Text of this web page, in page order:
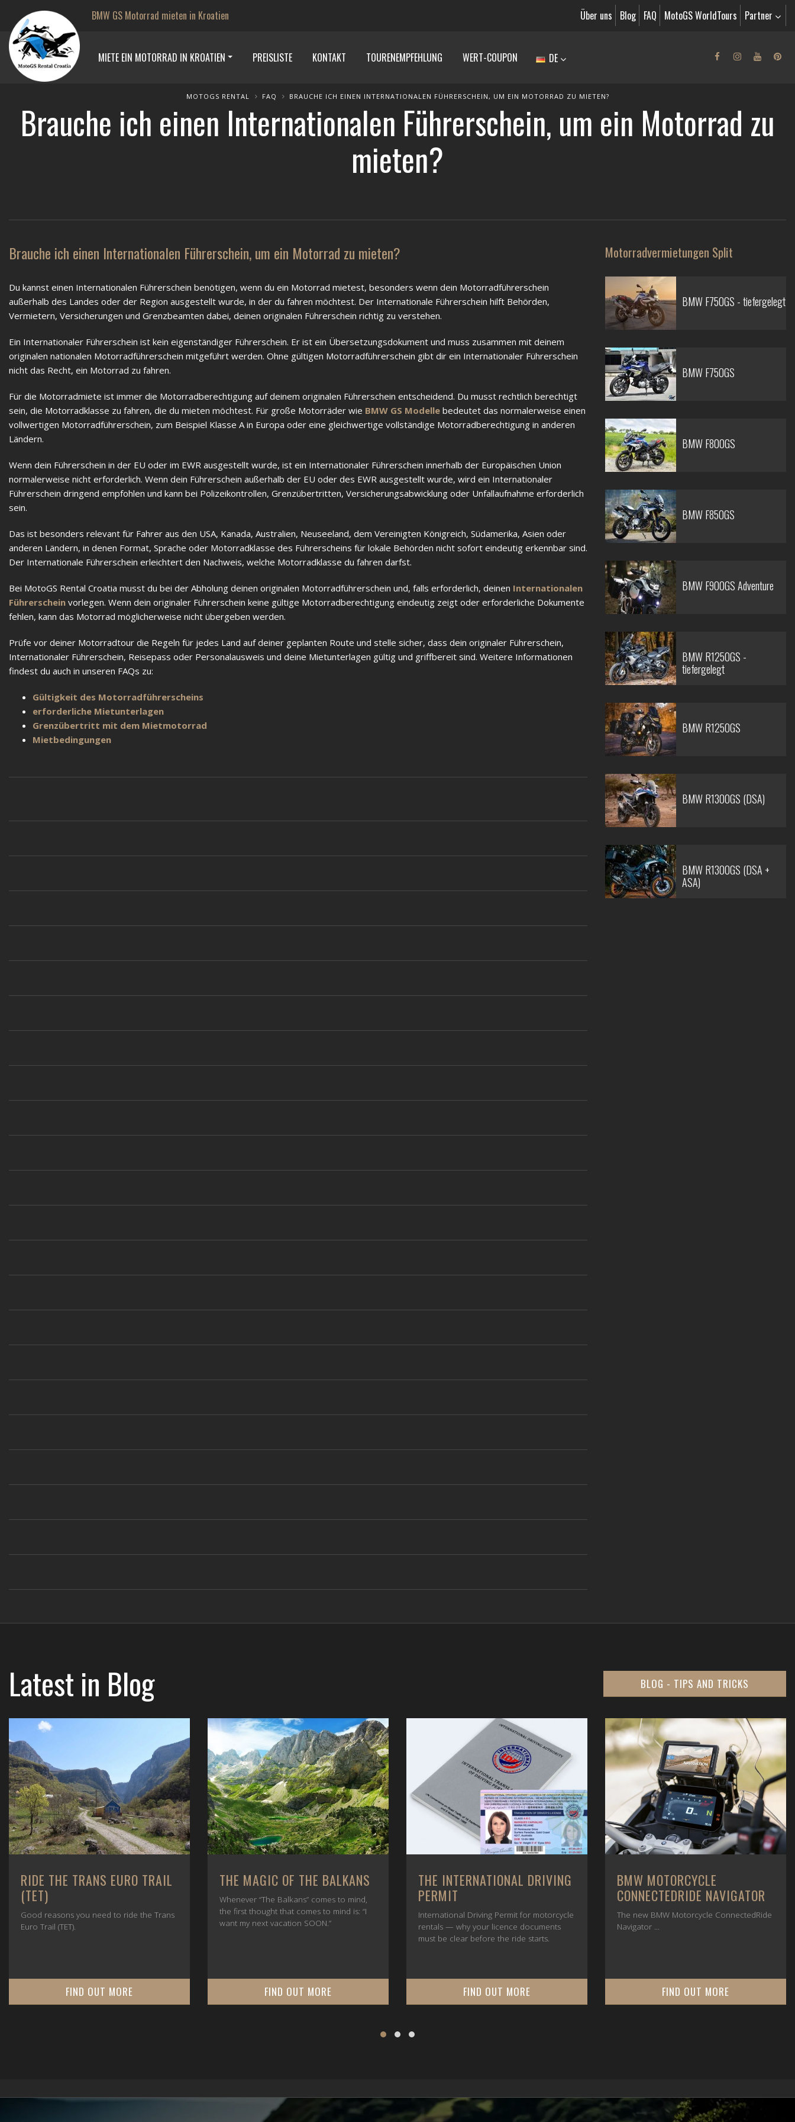
BMW GS Motorrad mieten in Kroatien Über uns Blog FAQ MotoGS WorldTours Partner
MIETE EIN MOTORRAD IN KROATIEN PREISLISTE KONTAKT TOURENEMPFEHLUNG WERT-COUPON DE
MOTOGS RENTAL FAQ BRAUCHE ICH EINEN INTERNATIONALEN FÜHRERSCHEIN, UM EIN MOTORRAD ZU MIETEN?
Brauche ich einen Internationalen Führerschein, um ein Motorrad zu
mieten?
Brauche ich einen Internationalen Führerschein, um ein Motorrad zu mieten?
Du kannst einen Internationalen Führerschein benötigen, wenn du ein Motorrad mietest, besonders wenn dein Motorradführerschein
außerhalb des Landes oder der Region ausgestellt wurde, in der du fahren möchtest. Der Internationale Führerschein hilft Behörden,
Vermietern, Versicherungen und Grenzbeamten dabei, deinen originalen Führerschein richtig zu verstehen.
Ein Internationaler Führerschein ist kein eigenständiger Führerschein. Er ist ein Übersetzungsdokument und muss zusammen mit deinem
originalen nationalen Motorradführerschein mitgeführt werden. Ohne gültigen Motorradführerschein gibt dir ein Internationaler Führerschein
nicht das Recht, ein Motorrad zu fahren.
Für die Motorradmiete ist immer die Motorradberechtigung auf deinem originalen Führerschein entscheidend. Du musst rechtlich berechtigt
sein, die Motorradklasse zu fahren, die du mieten möchtest. Für große Motorräder wie BMW GS Modelle bedeutet das normalerweise einen
vollwertigen Motorradführerschein, zum Beispiel Klasse A in Europa oder eine gleichwertige vollständige Motorradberechtigung in anderen
Ländern.
Wenn dein Führerschein in der EU oder im EWR ausgestellt wurde, ist ein Internationaler Führerschein innerhalb der Europäischen Union
normalerweise nicht erforderlich. Wenn dein Führerschein außerhalb der EU oder des EWR ausgestellt wurde, wird ein Internationaler
Führerschein dringend empfohlen und kann bei Polizeikontrollen, Grenzübertritten, Versicherungsabwicklung oder Unfallaufnahme erforderlich
sein.
Das ist besonders relevant für Fahrer aus den USA, Kanada, Australien, Neuseeland, dem Vereinigten Königreich, Südamerika, Asien oder
anderen Ländern, in denen Format, Sprache oder Motorradklasse des Führerscheins für lokale Behörden nicht sofort eindeutig erkennbar sind.
Der Internationale Führerschein erleichtert den Nachweis, welche Motorradklasse du fahren darfst.
Bei MotoGS Rental Croatia musst du bei der Abholung deinen originalen Motorradführerschein und, falls erforderlich, deinen Internationalen
Führerschein vorlegen. Wenn dein originaler Führerschein keine gültige Motorradberechtigung eindeutig zeigt oder erforderliche Dokumente
fehlen, kann das Motorrad möglicherweise nicht übergeben werden.
Prüfe vor deiner Motorradtour die Regeln für jedes Land auf deiner geplanten Route und stelle sicher, dass dein originaler Führerschein,
Internationaler Führerschein, Reisepass oder Personalausweis und deine Mietunterlagen gültig und griffbereit sind. Weitere Informationen
findest du auch in unseren FAQs zu:
Gültigkeit des Motorradführerscheins
erforderliche Mietunterlagen
Grenzübertritt mit dem Mietmotorrad
Mietbedingungen
Motorradvermietungen Split
BMW F750GS - tiefergelegt
BMW F750GS
BMW F800GS
BMW F850GS
BMW F900GS Adventure
BMW R1250GS -
tiefergelegt
BMW R1250GS
BMW R1300GS (DSA)
BMW R1300GS (DSA +
ASA)
Latest in Blog BLOG - TIPS AND TRICKS
RIDE THE TRANS EURO TRAIL
(TET)
Good reasons you need to ride the Trans
Euro Trail (TET).
FIND OUT MORE
THE MAGIC OF THE BALKANS
Whenever “The Balkans” comes to mind,
the first thought that comes to mind is: “I
want my next vacation SOON.”
FIND OUT MORE
THE INTERNATIONAL DRIVING
PERMIT
International Driving Permit for motorcycle
rentals — why your licence documents
must be clear before the ride starts.
FIND OUT MORE
BMW MOTORCYCLE
CONNECTEDRIDE NAVIGATOR
The new BMW Motorcycle ConnectedRide
Navigator ...
FIND OUT MORE